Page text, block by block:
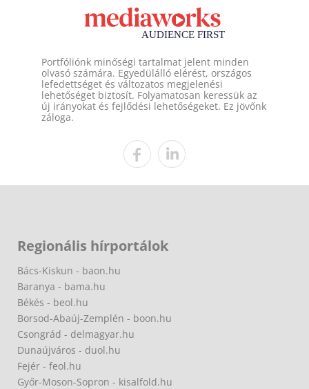
Portfóliónk minőségi tartalmat jelent minden
olvasó számára. Egyedülálló elérést, országos
lefedettséget és változatos megjelenési
lehetőséget biztosít. Folyamatosan keressük az
új irányokat és fejlődési lehetőségeket. Ez jövőnk
záloga.
Regionális hírportálok
Bács-Kiskun - baon.hu
Baranya - bama.hu
Békés - beol.hu
Borsod-Abaúj-Zemplén - boon.hu
Csongrád - delmagyar.hu
Dunaújváros - duol.hu
Fejér - feol.hu
Győr-Moson-Sopron - kisalfold.hu